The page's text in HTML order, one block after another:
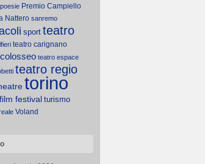
poesie Premio Campiello
Nattero sanremo
sport teatro
teatro carignano
teatro espace
teatro regio
torino
festivalturismo
Voland